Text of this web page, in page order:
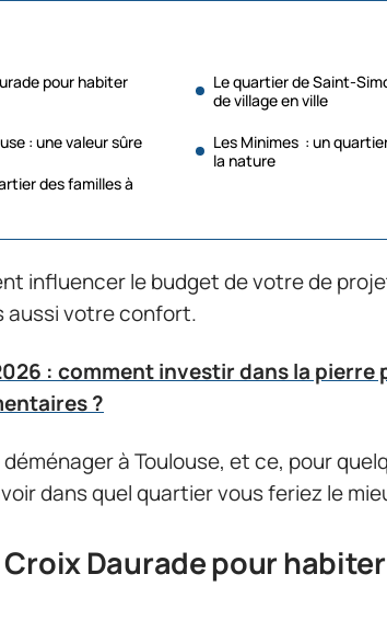
pour habiter
: une valeur sûre
des familles à
Le quartier de Saint-
de village en ville
Les Minimes : un
la nature
influencer le budget de votre de
aussi votre confort.
: comment investir dans la pierre
?
à Toulouse, et ce, pour
dans quel quartier vous feriez le
Daurade pour